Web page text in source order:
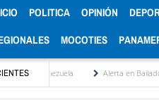
(CURRENT)
POLITICA OPINIÓN
MOCOTIES
Alerta en Bailadores: Denuncian